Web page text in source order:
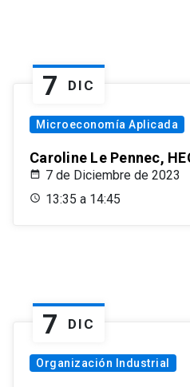
7 DIC
Microeconomía Aplicada
Caroline Le Pennec,
7 de Diciembre de 2023
13:35 a 14:45
7 DIC
Organización Industrial